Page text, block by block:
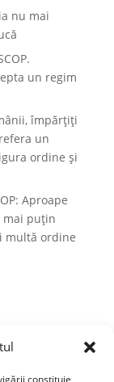
constituie
nu mai
un regim
împărțiți
un
ordine și
Aproape
mai puțin
multă ordine